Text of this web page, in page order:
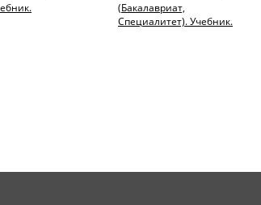
(Бакалавриат,
Специалитет). Учебник.